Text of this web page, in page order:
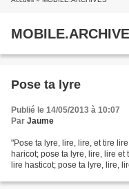
Pose ta lyre
Publié le 14/05/2013 à 10:07
Par Jaume
"Pose ta lyre, lire, lire, et tire
haricot; pose ta lyre, lire, lire
lire hasticot; pose ta lyre, lire,